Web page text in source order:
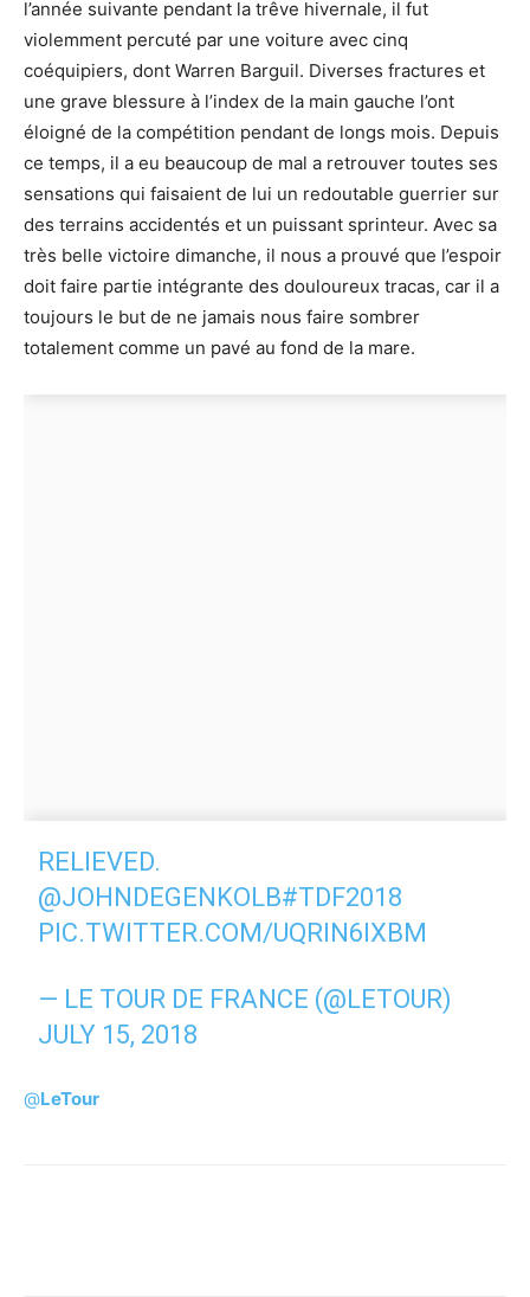
l’année suivante pendant la trêve hivernale, il fut
violemment percuté par une voiture avec cinq
coéquipiers, dont Warren Barguil. Diverses fractures et
une grave blessure à l’index de la main gauche l’ont
éloigné de la compétition pendant de longs mois. Depuis
ce temps, il a eu beaucoup de mal a retrouver toutes ses
sensations qui faisaient de lui un redoutable guerrier sur
des terrains accidentés et un puissant sprinteur. Avec sa
très belle victoire dimanche, il nous a prouvé que l’espoir
doit faire partie intégrante des douloureux tracas, car il a
toujours le but de ne jamais nous faire sombrer
totalement comme un pavé au fond de la mare.
RELIEVED.
@JOHNDEGENKOLB#TDF2018
PIC.TWITTER.COM/UQRIN6IXBM
— LE TOUR DE FRANCE (@LETOUR)
JULY 15, 2018
@LeTour